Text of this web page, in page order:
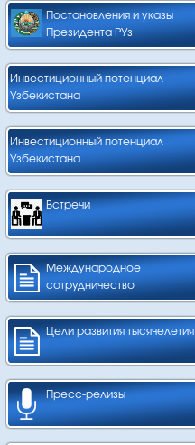
Постановления и указы
Президента РУз
Инвестиционный потенциал
Узбекистана
Инвестиционный потенциал
Узбекистана
Встречи
Международное
сотрудничество
Цели развития тысячелетия
Пресс-релизы